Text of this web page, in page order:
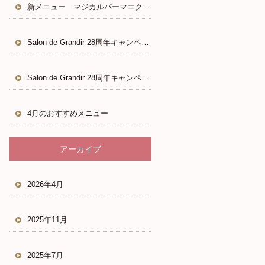
新メニュー マジカルパーマエクステ
Salon de Grandir 28周年キャンペーン
Salon de Grandir 28周年キャンペーン
4月のおすすめメニュー
アーカイブ
2026年4月
2025年11月
2025年7月